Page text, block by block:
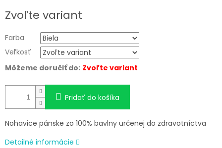
cena:
Zvoľte variant
Farba
Veľkosť
Môžeme doručiť do: Zvoľte variant
Pridať do košíka
Nohavice pánske zo 100% bavlny určenej do zdravotníctva
Detailné informácie